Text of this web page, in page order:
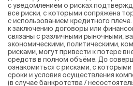
с уведомлением о рисках
все риски, с которыми сопряжена
с использованием кредитного
к заключению договоры или
связаны с различными рыночными,
экономическими, политическими,
рисками, могут привести к потере
средств в полном объёме. До
ознакомиться с рисками, с
сроки и условия осуществления
(в случае банкротства /